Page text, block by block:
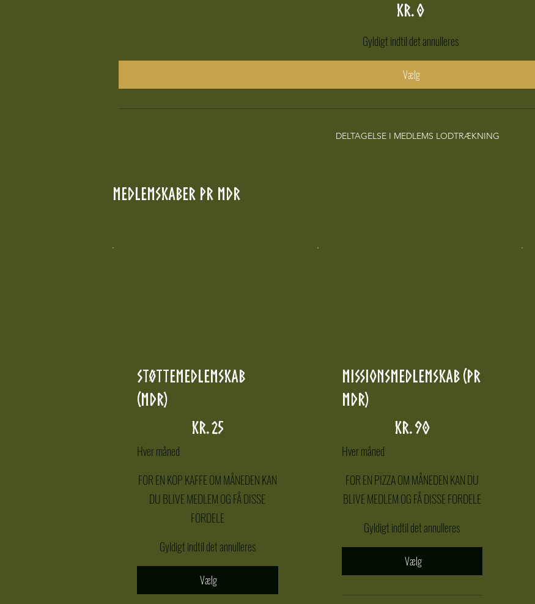
kr. 0
Gyldigt indtil det annulleres
Vælg
DELTAGELSE I MEDLEMS LODTRÆKNING
Støttemedlemskab
(mdr)
kr.25
Hver måned
FOR EN KOP KAFFE OM MÅNEDEN KAN
DU BLIVE MEDLEM OG FÅ DISSE
FORDELE
Gyldigt indtil det annulleres
Vælg
Missionsmedlemskab (pr
mdr)
kr. 90
Hver måned
FOR EN PIZZA OM MÅNEDEN KAN DU
BLIVE MEDLEM OG FÅ DISSE FORDELE
Gyldigt indtil det annulleres
Vælg
Medlemskaber pr mdr